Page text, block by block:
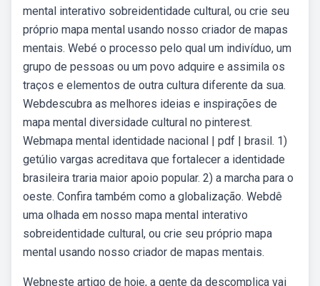
mental interativo sobreidentidade cultural, ou crie seu
próprio mapa mental usando nosso criador de mapas
mentais. Webé o processo pelo qual um indivíduo, um
grupo de pessoas ou um povo adquire e assimila os
traços e elementos de outra cultura diferente da sua.
Webdescubra as melhores ideias e inspirações de
mapa mental diversidade cultural no pinterest.
Webmapa mental identidade nacional | pdf | brasil. 1)
getúlio vargas acreditava que fortalecer a identidade
brasileira traria maior apoio popular. 2) a marcha para o
oeste. Confira também como a globalização. Webdê
uma olhada em nosso mapa mental interativo
sobreidentidade cultural, ou crie seu próprio mapa
mental usando nosso criador de mapas mentais.
Webneste artigo de hoje, a gente da descomplica vai